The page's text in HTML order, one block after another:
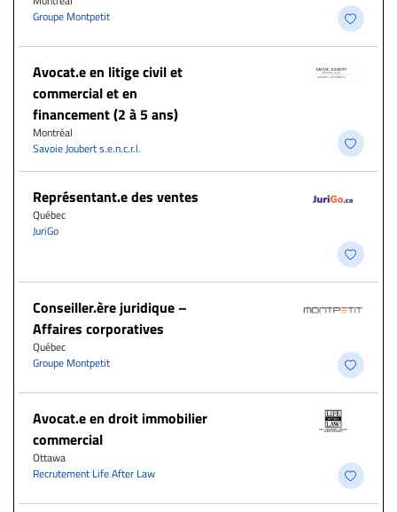
Groupe Montpetit
Avocat.e en litige civil et
commercial et en
financement (2 à 5 ans)
Montréal
Savoie Joubert s.e.n.c.r.l.
Représentant.e des ventes
Québec
JuriGo
Conseiller.ère juridique –
Affaires corporatives
Québec
Groupe Montpetit
Avocat.e en droit immobilier
commercial
Ottawa
Recrutement Life After Law